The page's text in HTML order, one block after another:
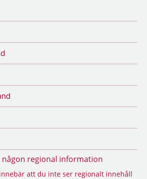
någon regional information
att du inte ser regionalt innehåll